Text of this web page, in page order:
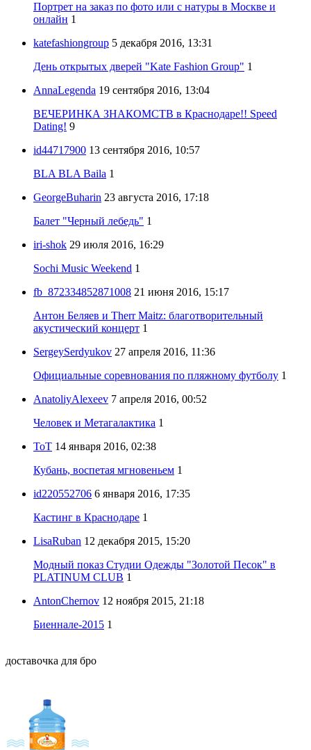
Портрет на заказ по фото или с натуры в Москве и
онлайн 1
katefashiongroup 5 декабря 2016, 13:31
День открытых дверей "Kate Fashion Group" 1
AnnaLegenda 19 сентября 2016, 13:04
ВЕЧЕРИНКА ЗНАКОМСТВ в Краснодаре!! Speed
Dating! 9
id44717900 13 сентября 2016, 10:57
BLA BLA Baila 1
GeorgeBuharin 23 августа 2016, 17:18
Балет "Черный лебедь" 1
iri-shok 29 июля 2016, 16:29
Sochi Music Weekend 1
fb_872334852871008 21 июня 2016, 15:17
Антон Беляев и Therr Maitz: благотворительный
акустический концерт 1
SergeySerdyukov 27 апреля 2016, 11:36
Официальные соревнования по пляжному футболу 1
AnatoliyAlexeev 7 апреля 2016, 00:52
Человек и Метагалактика 1
ToT 14 января 2016, 02:38
Кубань, воспетая мгновеньем 1
id220552706 6 января 2016, 17:35
Кастинг в Краснодаре 1
LisaRuban 12 декабря 2015, 15:20
Модный показ Студии Одежды "Золотой Песок" в
PLATINUM CLUB 1
AntonChernov 12 ноября 2015, 21:18
Биеннале-2015 1
доставочка для бро